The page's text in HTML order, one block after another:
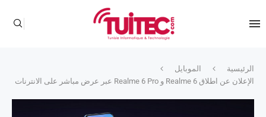
الرئيسية
الموبايل
الإعلان عن اطلاق Realme 6 و Realme 6 Pro عبر عرض مباشر على الانترنات